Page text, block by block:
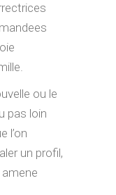
ou le
pas loin
l’on
un profil,
amene